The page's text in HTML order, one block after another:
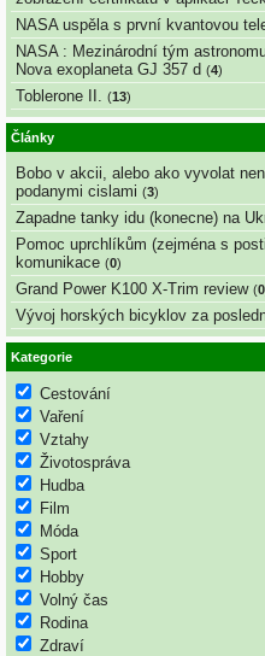
NASA uspěla s první kvantovou
NASA : Mezinárodní tým
Nova exoplaneta GJ 357 d (4)
Toblerone II. (13)
Články
Bobo v akcii, alebo ako vyvolat
podanymi cislami (3)
Zapadne tanky idu (konecne) na
Pomoc uprchlíkům (zejména s
komunikace (0)
Grand Power K100 X-Trim review (0
Vývoj horských bicyklov za
Kategorie
Cestování
Vaření
Vztahy
Životospráva
Hudba
Film
Móda
Sport
Hobby
Volný čas
Rodina
Zdraví